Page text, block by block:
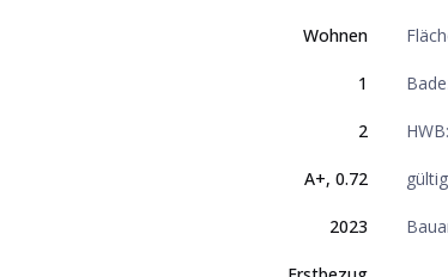
Wohnen
1
2 HWB:
A+, 0.72
2023